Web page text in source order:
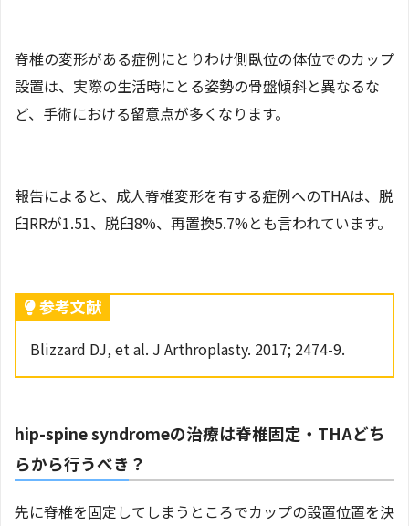
脊椎の変形がある症例にとりわけ側臥位の体位でのカップ
設置は、実際の生活時にとる姿勢の骨盤傾斜と異なるな
ど、手術における留意点が多くなります。
報告によると、成人脊椎変形を有する症例へのTHAは、脱
臼RRが1.51、脱臼8%、再置換5.7%とも言われています。
参考文献
Blizzard DJ, et al. J Arthroplasty. 2017; 2474-9.
hip-spine syndromeの治療は脊椎固定・THAどち
らから行うべき？
先に脊椎を固定してしまうところでカップの設置位置を決